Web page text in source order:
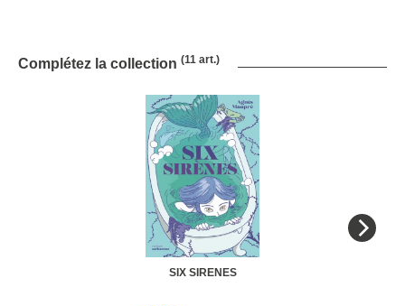
Complétez la collection (11 art.)
SIX SIRENES